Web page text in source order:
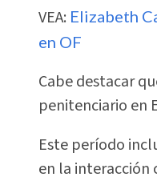
VEA: Elizabeth
en OF
Cabe destacar
penitenciario en
Este período
en la interacción